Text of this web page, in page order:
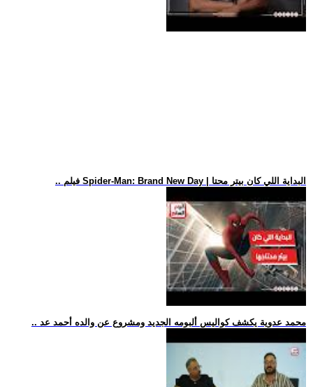
.. فيلم Spider-Man: Brand New Day | البداية اللي كان بيتر محتا
.. محمد عدوية يكشف كواليس ألبومه الجديد ومشروع عن والده أحمد عد